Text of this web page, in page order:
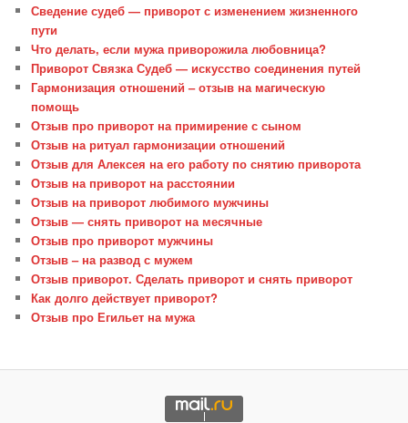
Сведение судеб — приворот с изменением жизненного
пути
Что делать, если мужа приворожила любовница?
Приворот Связка Судеб — искусство соединения путей
Гармонизация отношений – отзыв на магическую
помощь
Отзыв про приворот на примирение с сыном
Отзыв на ритуал гармонизации отношений
Отзыв для Алексея на его работу по снятию приворота
Отзыв на приворот на расстоянии
Отзыв на приворот любимого мужчины
Отзыв — снять приворот на месячные
Отзыв про приворот мужчины
Отзыв – на развод с мужем
Отзыв приворот. Сделать приворот и снять приворот
Как долго действует приворот?
Отзыв про Егильет на мужа